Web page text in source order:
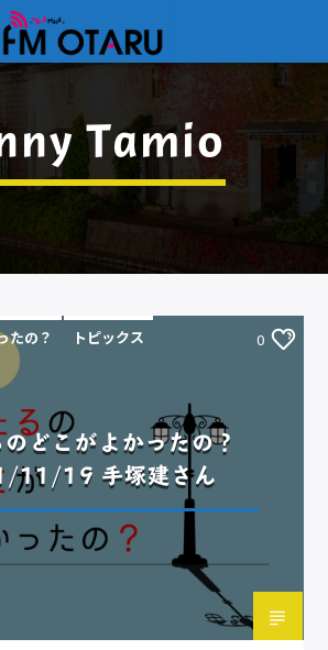
Tamio
たの？ トピックス 0
どこがよかったの？
11/19 手塚建さん